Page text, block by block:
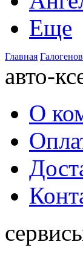
Еще
Главная
авто-
О